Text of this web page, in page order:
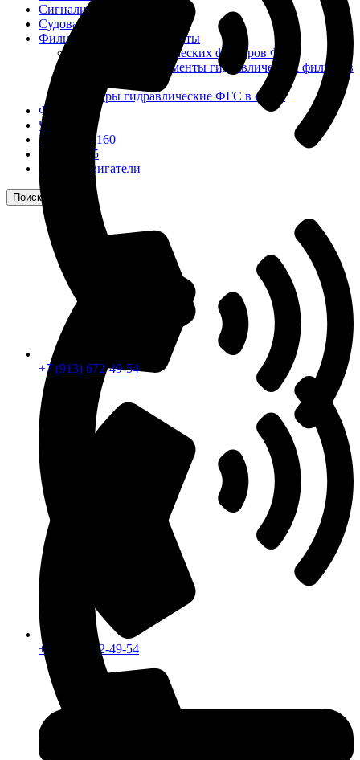
Сигнализация и автоматика
Судовая запорная арматура
Фильтры и фильтроэлементы
Корпусы гидравлических фильтров ФГС
Фильтрующие элементы гидравлических фильтров
Фильтры гидравлические ФГС в сборе
Фонари
ЧН 25/34
Шкода 6S-160
Шкода-275
Электродвигатели
Поиск
+7 (913) 672-49-54
+7 (913) 672-49-54